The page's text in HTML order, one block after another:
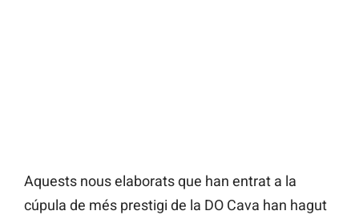
Aquests nous elaborats que han entrat a la
cúpula de més prestigi de la DO Cava han hagut